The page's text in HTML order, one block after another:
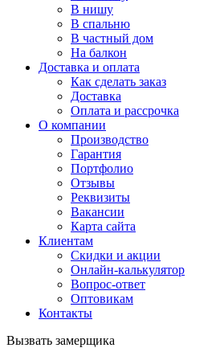
В нишу
В спальню
В частный дом
На балкон
Доставка и оплата
Как сделать заказ
Доставка
Оплата и рассрочка
О компании
Производство
Гарантия
Портфолио
Отзывы
Реквизиты
Вакансии
Карта сайта
Клиентам
Скидки и акции
Онлайн-калькулятор
Вопрос-ответ
Оптовикам
Контакты
Вызвать замерщика